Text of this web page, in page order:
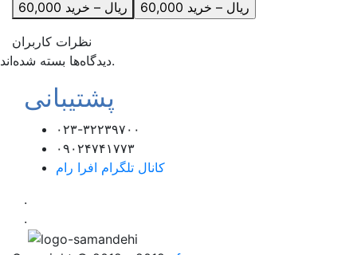
60,000 ریال – خرید
نظرات کاربران
دیدگاه‌ها بسته شده‌اند.
پشتیبانی
۰۲۳-۳۲۲۳۹۷۰۰
۰۹۰۲۴۷۴۱۷۷۳
کانال تلگرام افرا رام
.
.